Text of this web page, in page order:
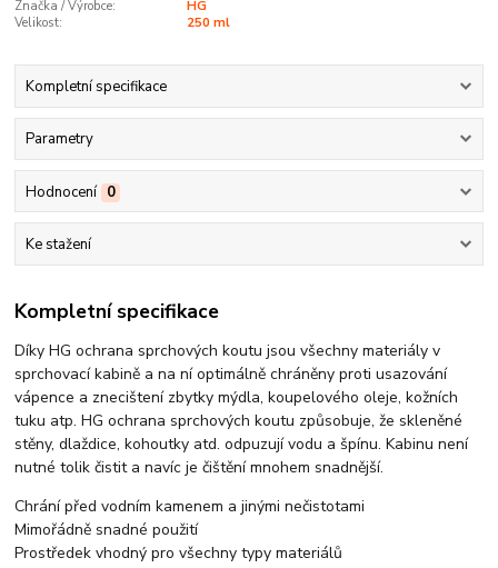
Značka / Výrobce:
HG
Velikost:
250 ml
Kompletní specifikace
Parametry
Hodnocení 0
Ke stažení
Kompletní specifikace
Díky HG ochrana sprchových koutu jsou všechny materiály v
sprchovací kabině a na ní optimálně chráněny proti usazování
vápence a znecištení zbytky mýdla, koupelového oleje, kožních
tuku atp. HG ochrana sprchových koutu způsobuje, že skleněné
stěny, dlaždice, kohoutky atd. odpuzují vodu a špínu. Kabinu není
nutné tolik čistit a navíc je čištění mnohem snadnější.
Chrání před vodním kamenem a jinými nečistotami
Mimořádně snadné použití
Prostředek vhodný pro všechny typy materiálů